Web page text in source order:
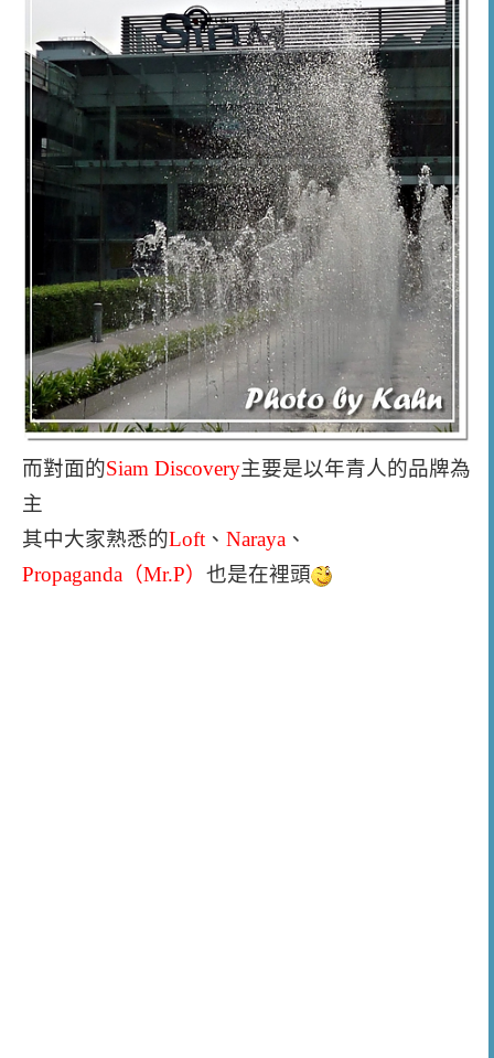
而對面的Siam Discovery主要是以年青人的品牌為
主
其中大家熟悉的Loft 、 Naraya 、
Propaganda（Mr.P） 也是在裡頭